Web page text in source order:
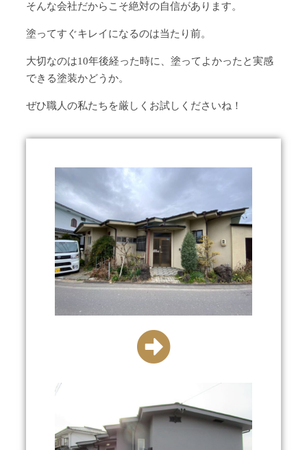
そんな会社だからこそ絶対の自信があります。
塗ってすぐキレイになるのは当たり前。
大切なのは10年後経った時に、塗ってよかったと実感
できる塗装かどうか。
ぜひ職人の私たちを厳しくお試しくださいね！